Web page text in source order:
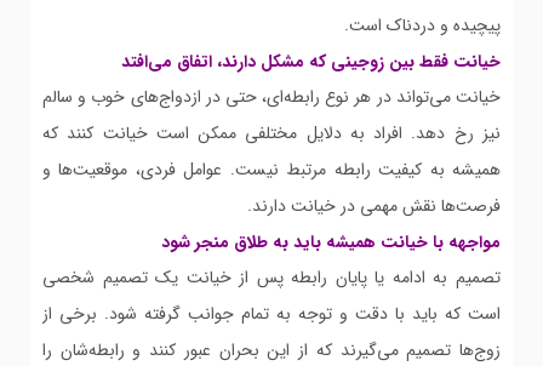
پیچیده و دردناک است.
خیانت فقط بین زوجینی که مشکل دارند، اتفاق می‌افتد
خیانت می‌تواند در هر نوع رابطه‌ای، حتی در ازدواج‌های خوب و سالم
نیز رخ دهد. افراد به دلایل مختلفی ممکن است خیانت کنند که
همیشه به کیفیت رابطه مرتبط نیست. عوامل فردی، موقعیت‌ها و
فرصت‌ها نقش مهمی در خیانت دارند.
مواجهه با خیانت همیشه باید به طلاق منجر شود
تصمیم به ادامه یا پایان رابطه پس از خیانت یک تصمیم شخصی
است که باید با دقت و توجه به تمام جوانب گرفته شود. برخی از
زوج‌ها تصمیم می‌گیرند که از این بحران عبور کنند و رابطه‌شان را